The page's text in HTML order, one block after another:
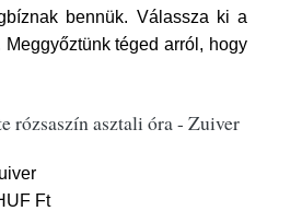
bennük. Válassza ki a
Meggyőztünk téged arról, hogy
rózsaszín asztali óra - Zuiver
Ft